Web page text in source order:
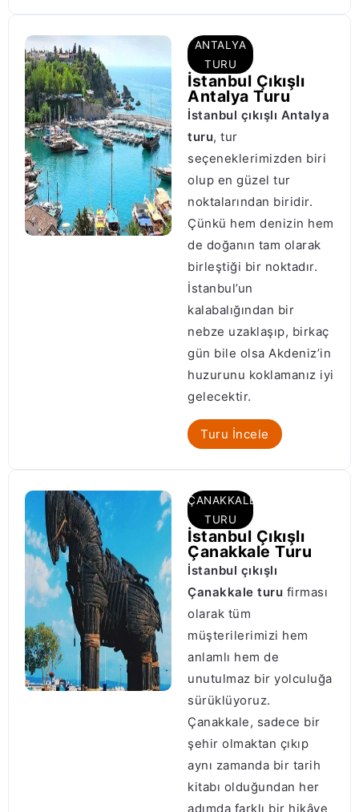
ANTALYA
TURU
İstanbul Çıkışlı
Antalya Turu
İstanbul çıkışlı Antalya
turu, tur
seçeneklerimizden biri
olup en güzel tur
noktalarından biridir.
Çünkü hem denizin hem
de doğanın tam olarak
birleştiği bir noktadır.
İstanbul’un
kalabalığından bir
nebze uzaklaşıp, birkaç
gün bile olsa Akdeniz’in
huzurunu koklamanız iyi
gelecektir.
Turu İncele
ÇANAKKALE
TURU
İstanbul Çıkışlı
Çanakkale Turu
İstanbul çıkışlı
Çanakkale turu firması
olarak tüm
müşterilerimizi hem
anlamlı hem de
unutulmaz bir yolculuğa
sürüklüyoruz.
Çanakkale, sadece bir
şehir olmaktan çıkıp
aynı zamanda bir tarih
kitabı olduğundan her
adımda farklı bir hikâye